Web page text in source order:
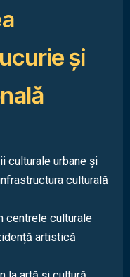
și
culturale urbane și
culturală
centrele culturale
artistică